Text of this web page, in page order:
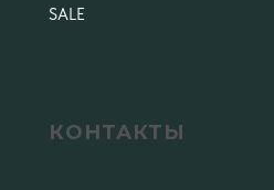
SALE
КОНТАКТЫ